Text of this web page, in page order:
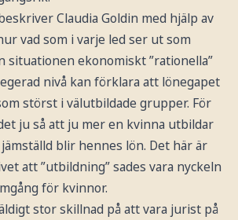
Claudia Goldin med hjälp av
vad som i varje led ser ut som
situationen ekonomiskt ”rationella”
nivå kan förklara att lönegapet
störst i välutbildade grupper. För
ju så att ju mer en kvinna utbildar
blir hennes lön. Det här är
att ”utbildning” sades vara nyckeln
för kvinnor.
stor skillnad på att vara jurist på